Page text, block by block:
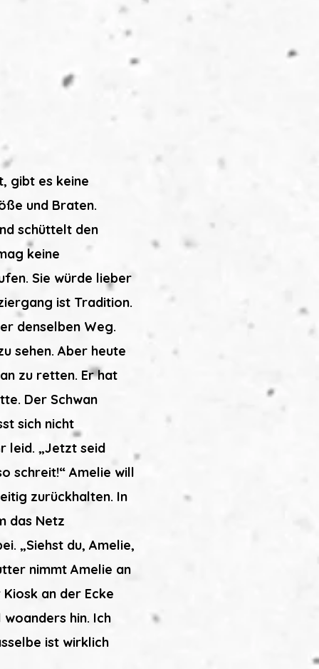
gibt es keine
und Braten.
schüttelt den
keine
Sie würde lieber
ist Tradition.
denselben Weg.
sehen. Aber heute
zu retten. Er hat
Der Schwan
sich nicht
leid. „Jetzt seid
schreit!“ Amelie will
zurückhalten. In
das Netz
„Siehst du, Amelie,
nimmt Amelie an
an der Ecke
hin. Ich
ist wirklich